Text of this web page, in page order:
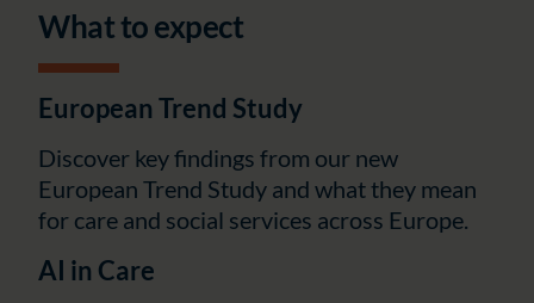
What to expect
European Trend Study
Discover key findings from our new
European Trend Study and what they mean
for care and social services across Europe.
AI in Care